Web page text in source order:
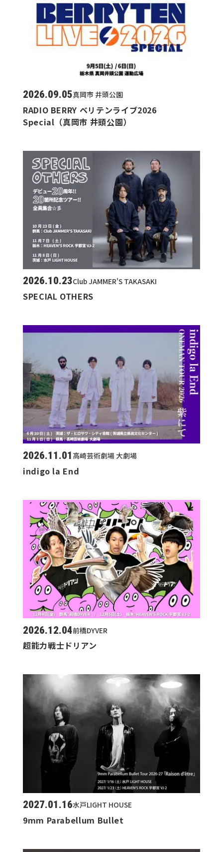
2026.09.05真岡市 井頭公園
RADIO BERRY ベリテンライブ2026
Special（真岡市 井頭公園）
2026.10.23Club JAMMER'S TAKASAKI
SPECIAL OTHERS
2026.11.01 高崎芸術劇場 大劇場
indigo la End
2026.12.04前橋DYVER
超能力戦士ドリアン
2027.01.16水戸LIGHT HOUSE
9mm Parabellum Bullet